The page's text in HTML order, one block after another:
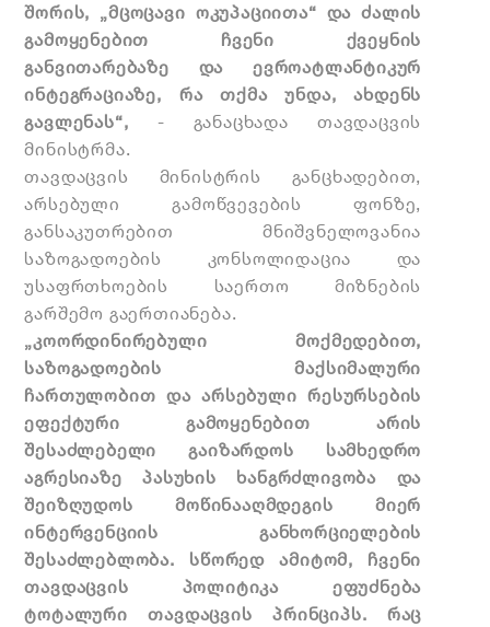
შორის, „მცოცავი ოკუპაციითა“ და ძალის
გამოყენებით ჩვენი ქვეყნის
განვითარებაზე და ევროატლანტიკურ
ინტეგრაციაზე, რა თქმა უნდა, ახდენს
გავლენას“, - განაცხადა თავდაცვის
მინისტრმა.
თავდაცვის მინისტრის განცხადებით,
არსებული გამოწვევების ფონზე,
განსაკუთრებით მნიშვნელოვანია
საზოგადოების კონსოლიდაცია და
უსაფრთხოების საერთო მიზნების
გარშემო გაერთიანება.
„კოორდინირებული მოქმედებით,
საზოგადოების მაქსიმალური
ჩართულობით და არსებული რესურსების
ეფექტური გამოყენებით არის
შესაძლებელი გაიზარდოს სამხედრო
აგრესიაზე პასუხის ხანგრძლივობა და
შეიზღუდოს მოწინააღმდეგის მიერ
ინტერვენციის განხორციელების
შესაძლებლობა. სწორედ ამიტომ, ჩვენი
თავდაცვის პოლიტიკა ეფუძნება
ტოტალური თავდაცვის პრინციპს. რაც